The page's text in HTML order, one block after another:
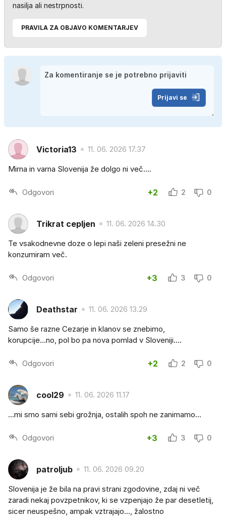
nasilja ali nestrpnosti.
PRAVILA ZA OBJAVO KOMENTARJEV
Prijavi se
Victoria13 11. 06. 2026 17.37
Mirna in varna Slovenija že dolgo ni več....
Odgovori +2 2 0
Trikrat cepljen 11. 06. 2026 14.30
Te vsakodnevne doze o lepi naši zeleni presežni ne
konzumiram več.
Odgovori +3 3 0
Deathstar 11. 06. 2026 13.29
Samo še razne Cezarje in klanov se znebimo,
korupcije...no, pol bo pa nova pomlad v Sloveniji....
Odgovori +2 2 0
cool29 11. 06. 2026 11.17
...mi smo sami sebi grožnja, ostalih spoh ne zanimamo...
Odgovori +3 3 0
patroljub 11. 06. 2026 09.20
Slovenija je že bila na pravi strani zgodovine, zdaj ni več
zaradi nekaj povzpetnikov, ki se vzpenjajo že par desetletij,
sicer neuspešno, ampak vztrajajo..., žalostno